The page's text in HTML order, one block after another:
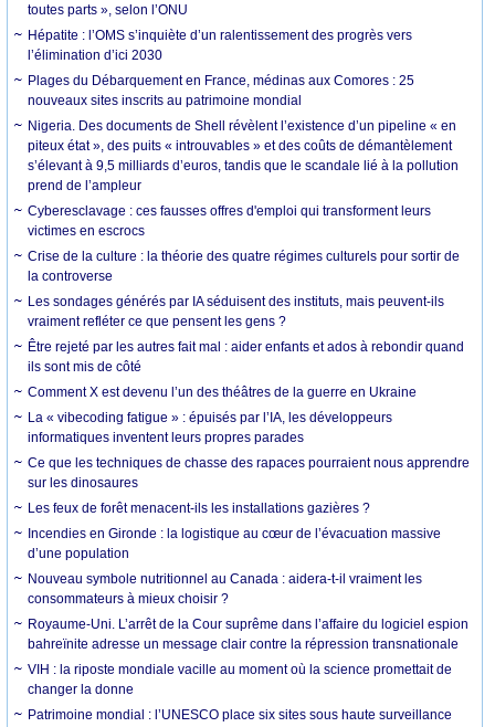
toutes parts », selon l’ONU
Hépatite : l’OMS s’inquiète d’un ralentissement des progrès vers
l’élimination d’ici 2030
Plages du Débarquement en France, médinas aux Comores : 25
nouveaux sites inscrits au patrimoine mondial
Nigeria. Des documents de Shell révèlent l’existence d’un pipeline « en
piteux état », des puits « introuvables » et des coûts de démantèlement
s’élevant à 9,5 milliards d’euros, tandis que le scandale lié à la pollution
prend de l’ampleur
Cyberesclavage : ces fausses offres d'emploi qui transforment leurs
victimes en escrocs
Crise de la culture : la théorie des quatre régimes culturels pour sortir de
la controverse
Les sondages générés par IA séduisent des instituts, mais peuvent-ils
vraiment refléter ce que pensent les gens ?
Être rejeté par les autres fait mal : aider enfants et ados à rebondir quand
ils sont mis de côté
Comment X est devenu l’un des théâtres de la guerre en Ukraine
La « vibecoding fatigue » : épuisés par l’IA, les développeurs
informatiques inventent leurs propres parades
Ce que les techniques de chasse des rapaces pourraient nous apprendre
sur les dinosaures
Les feux de forêt menacent-ils les installations gazières ?
Incendies en Gironde : la logistique au cœur de l’évacuation massive
d’une population
Nouveau symbole nutritionnel au Canada : aidera-t-il vraiment les
consommateurs à mieux choisir ?
Royaume-Uni. L’arrêt de la Cour suprême dans l’affaire du logiciel espion
bahreïnite adresse un message clair contre la répression transnationale
VIH : la riposte mondiale vacille au moment où la science promettait de
changer la donne
Patrimoine mondial : l’UNESCO place six sites sous haute surveillance